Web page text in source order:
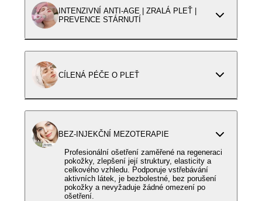
INTENZIVNÍ ANTI-AGE | ZRALÁ PLEŤ |
PREVENCE STÁRNUTÍ
CÍLENÁ PÉČE O PLEŤ
BEZ-INJEKČNÍ MEZOTERAPIE
Profesionální ošetření zaměřené na regeneraci
pokožky, zlepšení její struktury, elasticity a
celkového vzhledu. Podporuje vstřebávání
aktivních látek, je bezbolestné, bez porušení
pokožky a nevyžaduje žádné omezení po
ošetření.